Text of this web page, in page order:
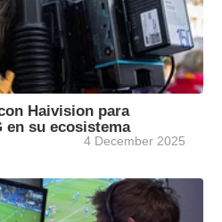
Haivision para
en su ecosistema
4 December 2025